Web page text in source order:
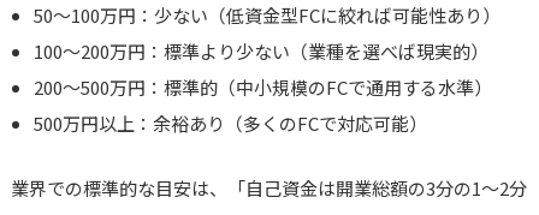
50〜100万円：少ない（低資金型FCに絞れば可能性あり）
100〜200万円：標準より少ない（業種を選べば現実的）
200〜500万円：標準的（中小規模のFCで通用する水準）
500万円以上：余裕あり（多くのFCで対応可能）
業界での標準的な目安は、「自己資金は開業総額の3分の1〜2分